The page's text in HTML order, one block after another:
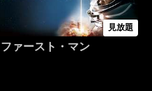
見放題
ファースト・マン